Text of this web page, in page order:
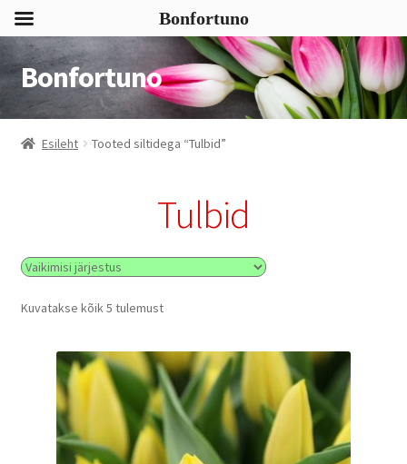
Liigu
navigeerimisele
Liigu
sisu
juurde
Bonfortuno
Esileht Tooted siltidega “Tulbid”
Tulbid
Kuvatakse kõik 5 tulemust
Bonfortuno